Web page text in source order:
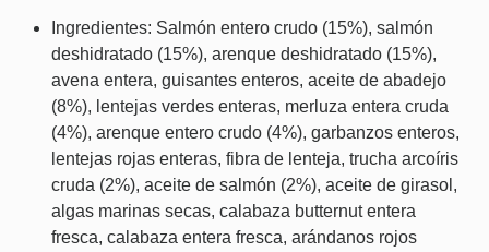
Ingredientes: Salmón entero crudo (15%), salmón
deshidratado (15%), arenque deshidratado (15%),
avena entera, guisantes enteros, aceite de abadejo
(8%), lentejas verdes enteras, merluza entera cruda
(4%), arenque entero crudo (4%), garbanzos enteros,
lentejas rojas enteras, fibra de lenteja, trucha arcoíris
cruda (2%), aceite de salmón (2%), aceite de girasol,
algas marinas secas, calabaza butternut entera
fresca, calabaza entera fresca, arándanos rojos